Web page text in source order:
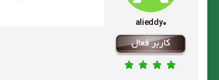
alieddy0